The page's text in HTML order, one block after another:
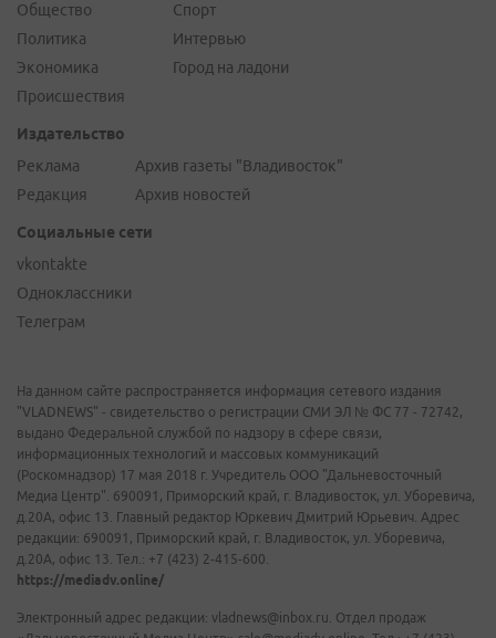
Общество
Политика
Экономика
Происшествия
Спорт
Интервью
Город на ладони
Издательство
Реклама
Редакция
Архив газеты "Владивосток"
Архив новостей
Социальные сети
vkontakte
Одноклассники
Телеграм
На данном сайте распространяется информация сетевого издания
"VLADNEWS" - свидетельство о регистрации СМИ ЭЛ № ФС 77 - 72742,
выдано Федеральной службой по надзору в сфере связи,
информационных технологий и массовых коммуникаций
(Роскомнадзор) 17 мая 2018 г. Учредитель ООО "Дальневосточный
Медиа Центр". 690091, Приморский край, г. Владивосток, ул. Уборевича,
д.20А, офис 13. Главный редактор Юркевич Дмитрий Юрьевич. Адрес
редакции: 690091, Приморский край, г. Владивосток, ул. Уборевича,
д.20А, офис 13. Тел.: +7 (423) 2-415-600.
https://mediadv.online/
Электронный адрес редакции: vladnews@inbox.ru. Отдел продаж